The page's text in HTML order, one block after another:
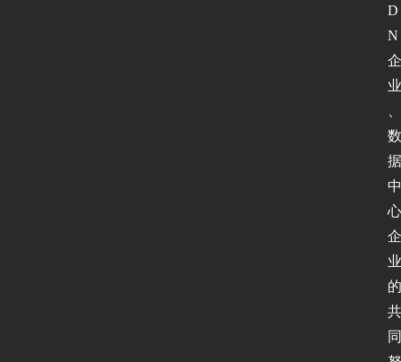
D
N
企
业
数
据
中
心
企
业
的
共
同